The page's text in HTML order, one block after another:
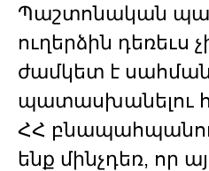
Պաշտոնական
ուղերձին դեռեւս
ժամկետ է
պատասխանելու
ՀՀ
ենք մինչդեռ, որ